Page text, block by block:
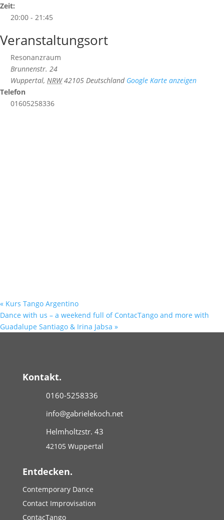
Zeit:
20:00 - 21:45
Veranstaltungsort
Resonanzraum
Brunnenstr. 24
Wuppertal, NRW 42105 Deutschland Google Karte anzeigen
Telefon
01605258336
« Kurs Tango Argentino
Dance with us – a weekend full of ContacTango and more with
Guadalupe Santiago & Irina Jabsa »
Kontakt.
0160-5258336
info@gabrielekoch.net
Helmholtzstr. 43
42105 Wuppertal
Entdecken.
Contemporary Dance
Contact Improvisation
ContacTango